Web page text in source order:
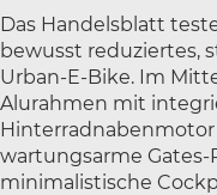
Das Handelsblatt
bewusst reduziertes,
Urban-E-Bike. Im
Alurahmen mit
wartungsarme
minimalistische